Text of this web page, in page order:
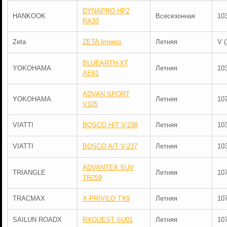
HANKOOK
DYNAPRO HP2
RA33
Всесезонная
Zeta ZETA Impero Летняя V
YOKOHAMA
BLUEARTH-XT
AE61
Летняя
YOKOHAMA
ADVAN SPORT
V105
Летняя
VIATTI BOSCO H/T V-238 Летняя
VIATTI BOSCO A/T V-237 Летняя
TRIANGLE
ADVANTEX SUV
TR259
Летняя
TRACMAX X-PRIVILO TX9 Летняя
SAILUN ROADX RXQUEST SU01 Летняя